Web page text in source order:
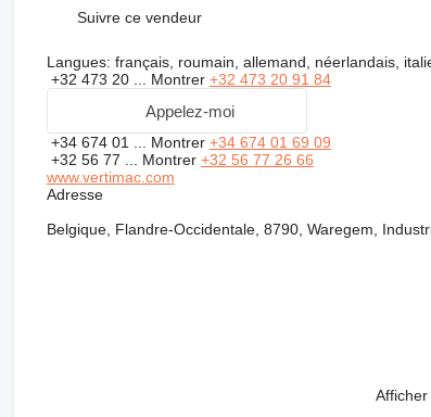
Suivre ce vendeur
Langues: français, roumain, allemand, néerlandais,
+32 473 20 ... Montrer +32 473 20 91 84
Appelez-moi
+34 674 01 ... Montrer +34 674 01 69 09
+32 56 77 ... Montrer +32 56 77 26 66
www.vertimac.com
Adresse
Belgique, Flandre-Occidentale, 8790, Waregem,